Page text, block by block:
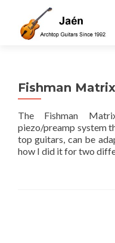
Fishman
The Fishman
piezo/preamp system
top guitars, can be
how I did it for two